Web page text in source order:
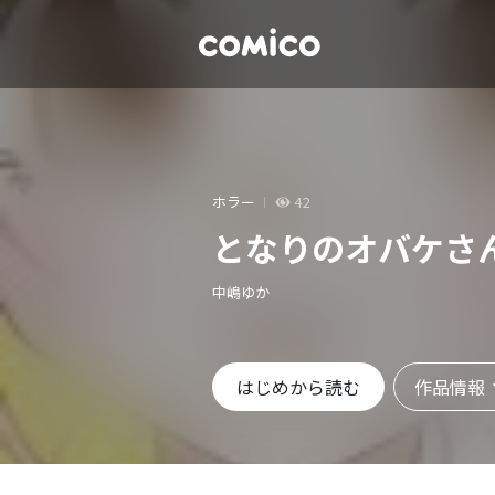
ホラー 42
となりのオバケさ
中嶋ゆか
はじめから読む 作品情報